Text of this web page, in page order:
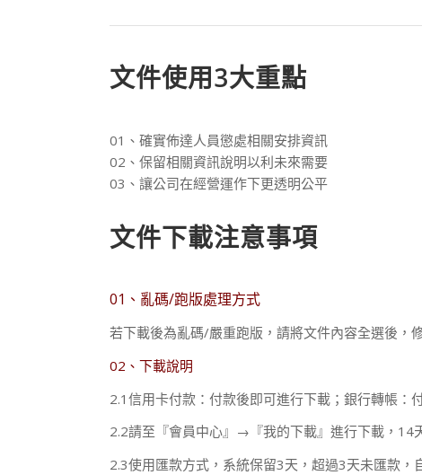
文件使用3大重點
01、確實佈達人員懲處相關安排資訊
02、保留相關資訊說明以利未來需要
03、讓公司在經營運作下更透明公平
文件下載注意事項
01、亂碼/跑版處理方式
若下載後為亂碼/嚴重跑版，請將文件內容全選後，
02、下載說明
2.1信用卡付款：付款後即可進行下載；銀行轉帳：
2.2請至『會員中心』→『我的下載』進行下載，14
2.3使用匯款方式，系統保留3天，超過3天未匯款，